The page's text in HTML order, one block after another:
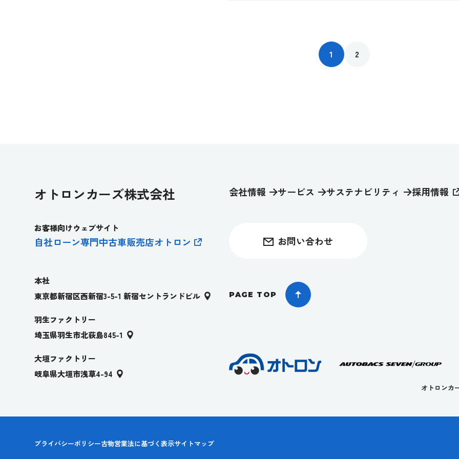
1 2
オトロンカーズ株式会社
お客様向けウェブサイト
自社ローン専門中古車販売店オトロ ン
本社
東京都新宿区西新宿3-5-1 新宿セントランドビル
羽生ファクトリー
埼玉県羽生市北荻島845-1
大垣ファクトリー
岐阜県大垣市浅草4-94
会社情報 サービス サステナビリティ 採用情報
お問い合わせ
PAGE TOP
オトロンカ
プライバシーポリシー古物営業法に基づく表示サイトマップ